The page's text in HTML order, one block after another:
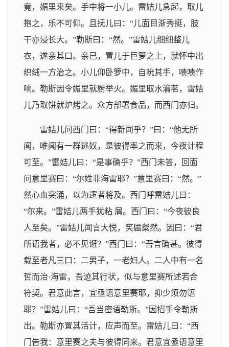
竟，媚里来矣。手中将一小儿。雷姞儿急起，取儿
抱之，乐不可仰。且抚儿曰：“儿面目渐秀挺，肢
干亦浸长大。”勒斯曰：“然。”雷姞儿细细整儿
衣，遂亲其口。亲已，置儿于巨箩之上，就怀中出
织绒一方治之。小儿仰卧箩中，自吮其手，啧啧作
响。勒斯因令媚里就厨举火。媚里取水瀹茗，雷姞
儿乃取饼就炉烤之。众方部署食品，而西门亦归。
雷姞儿问西门曰：“得新闻乎？”曰：“他无所
闻，唯闻有一群逃奴，是彼得率之而来，今夜计程
可至。”雷姞儿曰：“是事确乎？”西门未答，回面
问意里赛曰：“尔姓非海雷耶？”意里赛曰：“然。”
然心血突涌，以为逻者将及。西门呼雷姞儿曰：
“尔来。”雷姞儿两手犹粘 屑。西门曰：“今夜彼良
人至矣。”雷姞儿闻言大悦，笑靥粲然。因曰：“君
所语我者，必不见诳？”西门曰：“吾言确甚。彼得
载至者凡三口：二男子，一老妇人。二人中有一名
哲而治·海雷，吾迹其行状，似与意里赛所述若合
符契。君意此言，宜亟语意里赛耶，抑少须勿语
耶？”雷姞儿曰：“吾当密语勒斯。”因招手令勒斯
出。勒斯亦置其活计，应声而至。雷姞儿曰：“西
门告我：意里赛之夫与彼得同来。君意宜亟语意里